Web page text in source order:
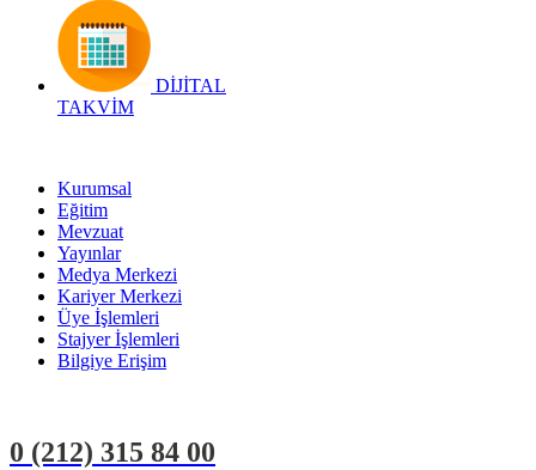
DİJİTAL
TAKVİM
Kurumsal
Eğitim
Mevzuat
Yayınlar
Medya Merkezi
Kariyer Merkezi
Üye İşlemleri
Stajyer İşlemleri
Bilgiye Erişim
0 (212) 315 84 00